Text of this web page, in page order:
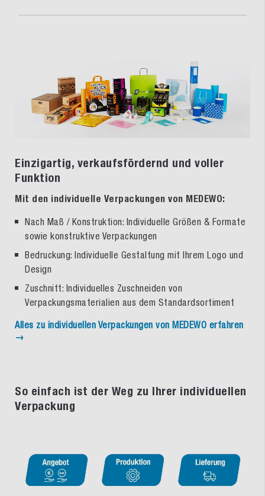
Einzigartig, verkaufsfördernd und voller
Funktion
Mit den individuelle Verpackungen von MEDEWO:
Nach Maß / Konstruktion: Individuelle Größen & Formate
sowie konstruktive Verpackungen
Bedruckung: Individuelle Gestaltung mit Ihrem Logo und
Design
Zuschnitt: Individuelles Zuschneiden von
Verpackungsmaterialien aus dem Standardsortiment
Alles zu individuellen Verpackungen von MEDEWO erfahren
→
So einfach ist der Weg zu Ihrer individuellen
Verpackung